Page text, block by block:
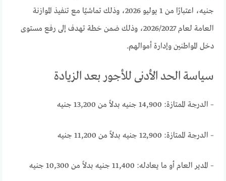
جنيه، اعتبارًا من 1 يوليو 2026، وذلك تماشيًا مع تنفيذ الموازنة
العامة لعام 2026/2027، وذلك ضمن خطة تهدف إلى رفع مستوى
دخل المواطنين وإدارة أموالهم.
سياسة الحد الأدنى للأجور بعد الزيادة
– الدرجة الممتازة: 14,900 جنيه بدلاً من 13,200 جنيه
– الدرجة الممتازة: 12,900 جنيه بدلاً من 11,200 جنيه
– المدير العام أو ما يعادله: 11,400 جنيه بدلاً من 10,300 جنيه